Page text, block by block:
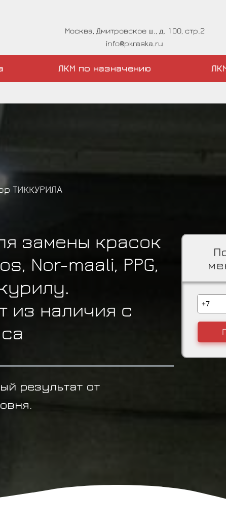
Москва, Дмитровское ш., д. 100, стр.2
info@pkraska.ru
ЛКМ по назначению
ТИККУРИЛА
замены красок
Nor-maali, PPG,
из наличия с
результат от